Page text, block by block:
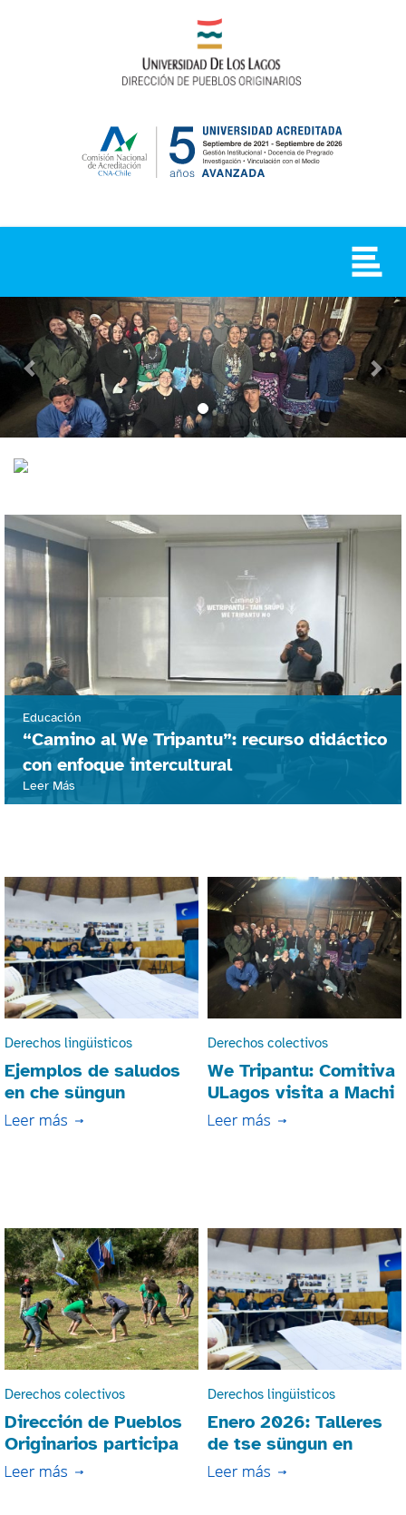
Previous
Educación
“Camino al We Tripantu”: recurso didáctico
con enfoque intercultural
Leer Más
Derechos lingüisticos
Ejemplos de saludos
en che süngun
Derechos colectivos
We Tripantu: Comitiva
ULagos visita a Machi
Derechos colectivos
Dirección de Pueblos
Originarios participa
en ceremonia
Derechos lingüisticos
Enero 2026: Talleres
de tse süngun en
Chawsrakawiñ